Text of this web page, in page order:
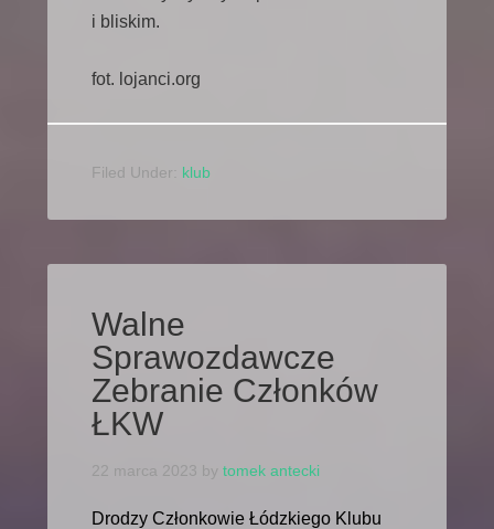
i bliskim.
fot. lojanci.org
Filed Under: klub
Walne
Sprawozdawcze
Zebranie Członków
ŁKW
22 marca 2023 by tomek antecki
Drodzy Członkowie Łódzkiego Klubu